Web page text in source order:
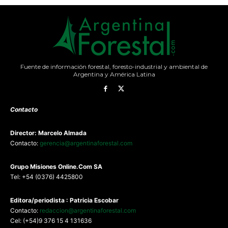
Fuente de información forestal, foresto-industrial y ambiental de
Argentina y América Latina
Contacto
Director: Marcelo Almada
Contacto: gerencia@argentinaforestal.com
Grupo Misiones Online.Com SA
Tel: +54 (0376) 4425800
Editora/periodista : Patricia Escobar
Contacto: redaccion@argentinaforestal.com
Cel: (+54)9 376 15 4 131636